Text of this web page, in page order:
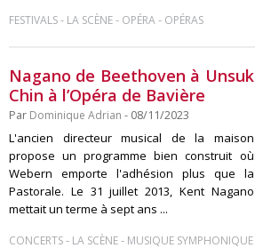
FESTIVALS- LA SCÈNE- OPÉRA- OPÉRAS
Nagano de Beethoven à Unsuk
Chin à l’Opéra de Bavière
Par Dominique Adrian - 08/11/2023
L'ancien directeur musical de la maison
propose un programme bien construit où
Webern emporte l'adhésion plus que la
Pastorale. Le 31 juillet 2013, Kent Nagano
mettait un terme à sept ans ...
CONCERTS- LA SCÈNE- MUSIQUE SYMPHONIQUE